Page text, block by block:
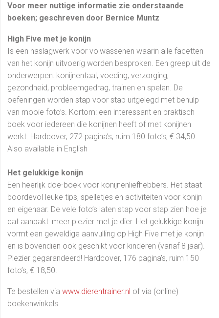
Voor meer nuttige informatie zie onderstaande
boeken; geschreven door Bernice Muntz
High Five met je konijn
Is een naslagwerk voor volwassenen waarin alle facetten
van het konijn uitvoerig worden besproken. Een greep uit de
onderwerpen: konijnentaal, voeding, verzorging,
gezondheid, probleemgedrag, trainen en spelen. De
oefeningen worden stap voor stap uitgelegd met behulp
van mooie foto’s. Kortom: een interessant en praktisch
boek voor iedereen die konijnen heeft of met konijnen
werkt. Hardcover, 272 pagina’s, ruim 180 foto’s, € 34,50.
Also available in English
Het gelukkige konijn
Een heerlijk doe-boek voor konijnenliefhebbers. Het staat
boordevol leuke tips, spelletjes en activiteiten voor konijn
en eigenaar. De vele foto’s laten stap voor stap zien hoe je
dat aanpakt: meer plezier met je dier. Het gelukkige konijn
vormt een geweldige aanvulling op High Five met je konijn
en is bovendien ook geschikt voor kinderen (vanaf 8 jaar).
Plezier gegarandeerd! Hardcover, 176 pagina’s, ruim 150
foto’s, € 18,50.
Te bestellen via www.dierentrainer.nl of via (online)
boekenwinkels.